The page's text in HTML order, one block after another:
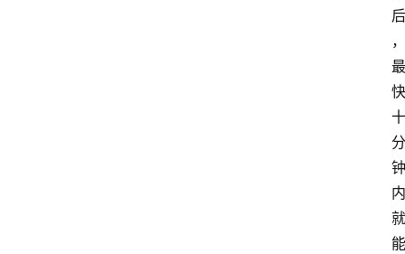
后
，
最
快
十
分
钟
内
就
能